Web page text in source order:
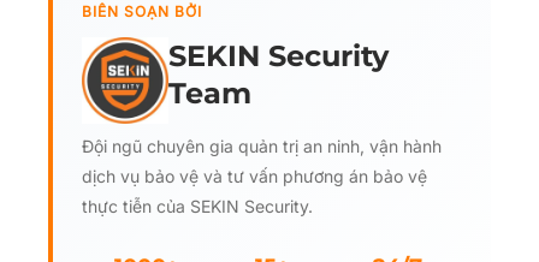
BIÊN SOẠN BỞI
SEKIN Security
Team
Đội ngũ chuyên gia quản trị an ninh, vận hành
dịch vụ bảo vệ và tư vấn phương án bảo vệ
thực tiễn của SEKIN Security.